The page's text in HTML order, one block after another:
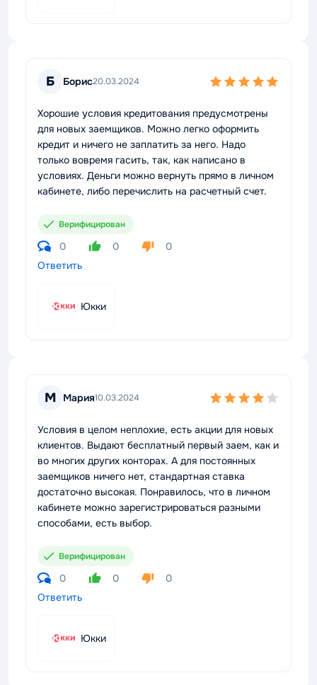
Б Борис20.03.2024
Хорошие условия кредитования предусмотрены
для новых заемщиков. Можно легко оформить
кредит и ничего не заплатить за него. Надо
только вовремя гасить, так, как написано в
условиях. Деньги можно вернуть прямо в личном
кабинете, либо перечислить на расчетный счет.
Верифицирован
0 0
0
Ответить
Юкки
М Мария10.03.2024
Условия в целом неплохие, есть акции для новых
клиентов. Выдают бесплатный первый заем, как и
во многих других конторах. А для постоянных
заемщиков ничего нет, стандартная ставка
достаточно высокая. Понравилось, что в личном
кабинете можно зарегистрироваться разными
способами, есть выбор.
Верифицирован
0 0
0
Ответить
Юкки